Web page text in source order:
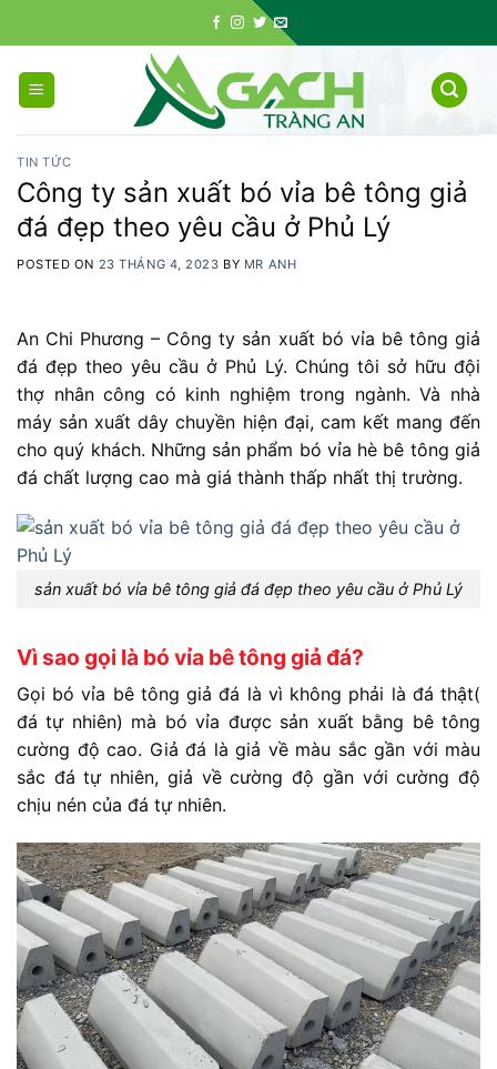
to
content
TIN TỨC
Công ty sản xuất bó vỉa bê tông giả
đá đẹp theo yêu cầu ở Phủ Lý
POSTED ON 23 THÁNG 4, 2023 BY MR ANH
An Chi Phương – Công ty sản xuất bó vỉa bê tông giả
đá đẹp theo yêu cầu ở Phủ Lý. Chúng tôi sở hữu đội
thợ nhân công có kinh nghiệm trong ngành. Và nhà
máy sản xuất dây chuyền hiện đại, cam kết mang đến
cho quý khách. Những sản phẩm bó vỉa hè bê tông giả
đá chất lượng cao mà giá thành thấp nhất thị trường.
sản xuất bó vỉa bê tông giả đá đẹp theo yêu cầu ở Phủ Lý
Vì sao gọi là bó vỉa bê tông giả đá?
Gọi bó vỉa bê tông giả đá là vì không phải là đá thật(
đá tự nhiên) mà bó vỉa được sản xuất bằng bê tông
cường độ cao. Giả đá là giả về màu sắc gần với màu
sắc đá tự nhiên, giả về cường độ gần với cường độ
chịu nén của đá tự nhiên.